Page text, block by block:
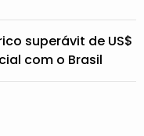
superávit de US$
com o Brasil